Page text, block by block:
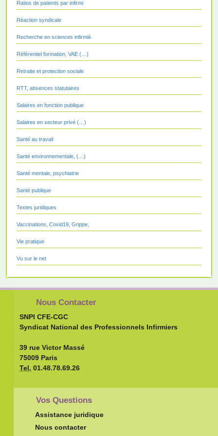
Ratios de patients par infirmi
Réaction syndicale
Recherche en sciences infirmiè
Référentiel formation, VAE (…)
Retraite et protection sociale
RTT, absences statutaires
Salaires en fonction publique
Salaires en secteur privé (…)
Santé au travail
Santé environnementale, (…)
Santé mentale, psychiatrie
Santé publique
Textes juridiques
Vaccinations, Covid19, Grippe,
Vie pratique
Vu sur le net
Nous Contacter
SNPI CFE-CGC
Syndicat National des Professionnels Infirmiers
39 rue Victor Massé
75009 Paris
Tel. 01.48.78.69.26
Vos Questions
Assistance juridique
Nous contacter